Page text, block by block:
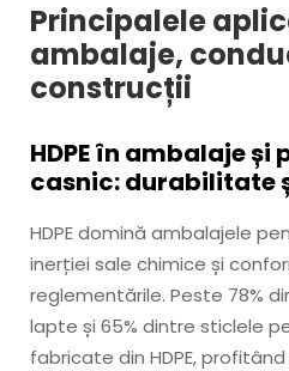
Principalele
ambalaje,
construcții
HDPE în ambalaje și
casnic: durabilitate
HDPE domină ambalajele
inerției sale chimice și
reglementările. Peste 78%
lapte și 65% dintre sticlele
fabricate din HDPE,